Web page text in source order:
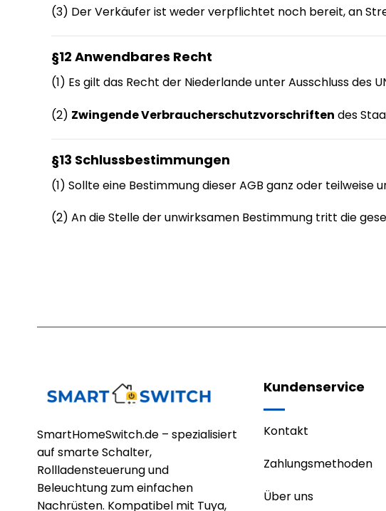
(3) Der Verkäufer ist weder verpflichtet noch bereit, an
§12 Anwendbares Recht
(1) Es gilt das Recht der Niederlande unter Ausschluss des
(2) Zwingende Verbraucherschutzvorschriften des
§13 Schlussbestimmungen
(1) Sollte eine Bestimmung dieser AGB ganz oder
(2) An die Stelle der unwirksamen Bestimmung tritt die
SmartHomeSwitch.de – spezialisiert
auf smarte Schalter,
Rollladensteuerung und
Beleuchtung zum einfachen
Nachrüsten. Kompatibel mit Tuya,
Kundenservice
Kontakt
Zahlungsmethoden
Über uns